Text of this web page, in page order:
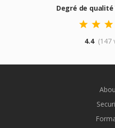
Degré de qualité
4.4 (147